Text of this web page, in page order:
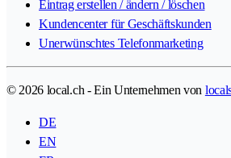
Eintrag erstellen / ändern / löschen
Kundencenter für Geschäftskunden
Unerwünschtes Telefonmarketing
© 2026 local.ch - Ein Unternehmen von
DE
EN